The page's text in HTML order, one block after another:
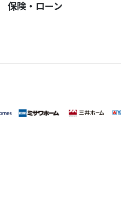
保険・ローン